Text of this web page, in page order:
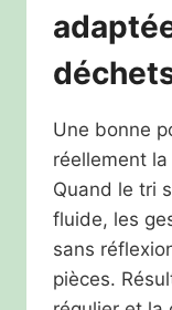
Une bonne
réellement
Quand le tri
fluide, les
sans
pièces.